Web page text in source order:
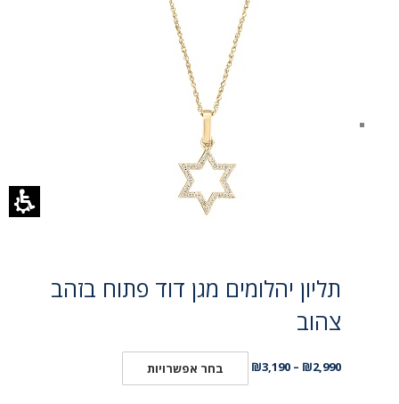
תליון יהלומים מגן דוד פתוח בזהב
צהוב
₪2,990
–
₪3,190 בחר אפשרויות